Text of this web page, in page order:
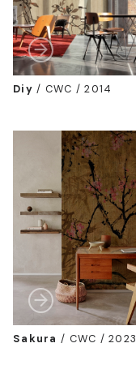
Diy / CWC / 2014
Sakura / CWC / 2023